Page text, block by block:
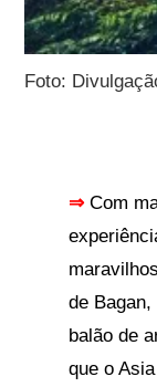
Foto:
⇒Com
de
balão de
que o